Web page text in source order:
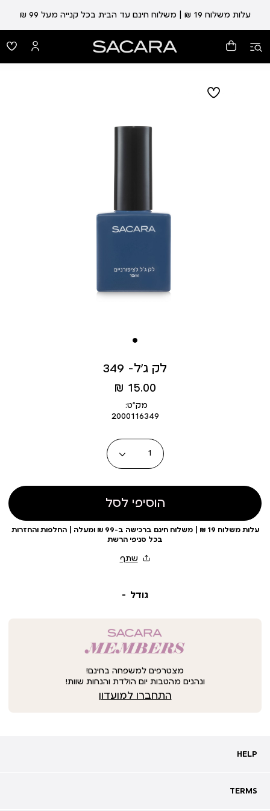
עלות משלוח 19 ₪ | משלוח חינם עד הבית בכל קנייה מעל 99 ₪
לק ג’ל- 349
מחיר
מוצר
15.00 ₪
מק״ט:
2000116349
כמות
הוסיפי לסל
עלות משלוח 19 ₪ | משלוח חינם ברכישה ב-99 ₪ ומעלה | החלפות והחזרות
בכל סניפי הרשת
גודל
מצטרפים למשפחה בחינם!
ונהנים מהטבות יום הולדת והנחות שוות!
התחברו למועדון
HELP
HELP
שאלות ותשובות
TERMS
TERMS